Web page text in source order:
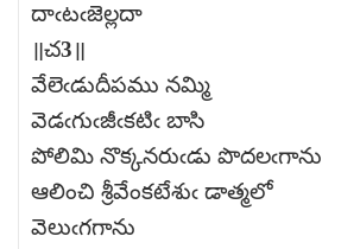
దాఁటఁజెల్లదా
॥చ3॥
వేలెఁడుదీపము నమ్మి
వెడఁగుఁజీఁకటిఁ బాసి
పోలిమి నొక్కనరుఁడు పొదలఁగాను
ఆలించి శ్రీవేంకటేశుఁ డాత్మలో
వెలుఁగగాను